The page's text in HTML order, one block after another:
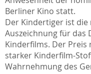
Berliner Kino statt.
Der Kindertiger ist
Auszeichnung für das
Kinderfilms. Der
starker Kinderfilm-
Wahrnehmung des